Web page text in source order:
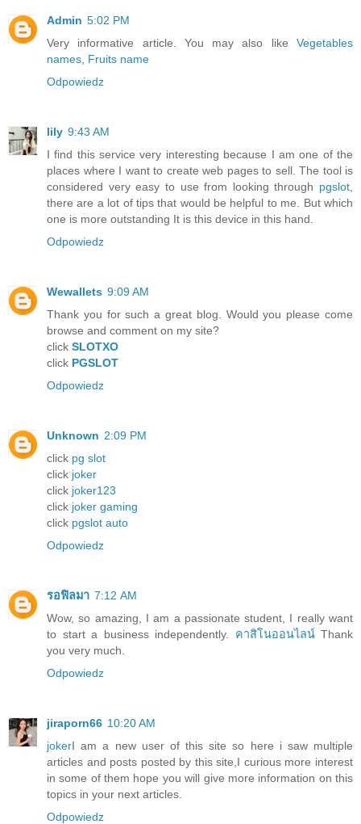
Admin 5:02 PM
Very informative article. You may also like Vegetables
names Fruits name
Odpowiedz
lily 9:43 AM
I find this service very interesting because I am one of the
places where I want to create web pages to sell. The tool is
considered very easy to use from looking through pgslot
there are a lot of tips that would be helpful to me. But which
one is more outstanding It is this device in this hand.
Odpowiedz
Wewallets 9:09 AM
Thank you for such a great blog. Would you please come
browse and comment on my site?
click SLOTXO
click PGSLOT
Odpowiedz
Unknown 2:09 PM
click pg slot
click joker
click joker123
click joker gaming
click pgslot auto
Odpowiedz
รอฟิลมา 7:12 AM
Wow, so amazing, I am a passionate student, I really want
to start a business independently. คาสิโนออนไลน์Thank
you very much.
Odpowiedz
jiraporn66 10:20 AM
jokerI am a new user of this site so here i saw multiple
articles and posts posted by this site,I curious more interest
in some of them hope you will give more information on this
topics in your next articles.
Odpowiedz